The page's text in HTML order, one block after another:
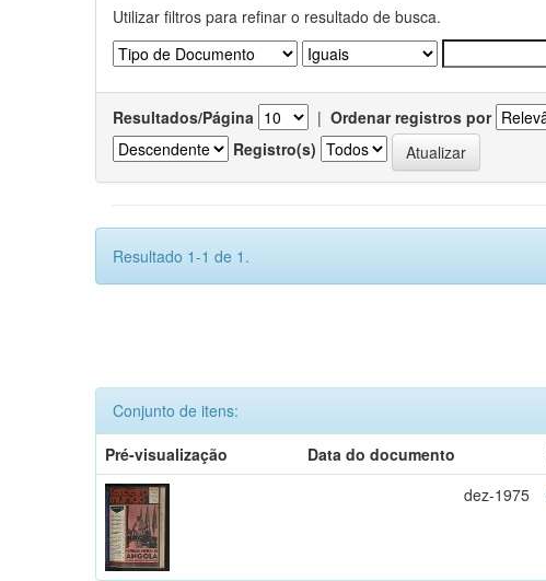
Utilizar filtros para refinar o resultado de busca.
Resultados/Página | Ordenar registros por
Registro(s)
Resultado 1-1 de 1.
Conjunto de itens:
Pré-visualização
Data do documento
dez-1975